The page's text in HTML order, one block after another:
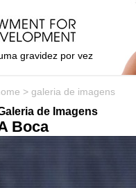
gravidez por vez
> galeria de imagens
de Imagens
Boca